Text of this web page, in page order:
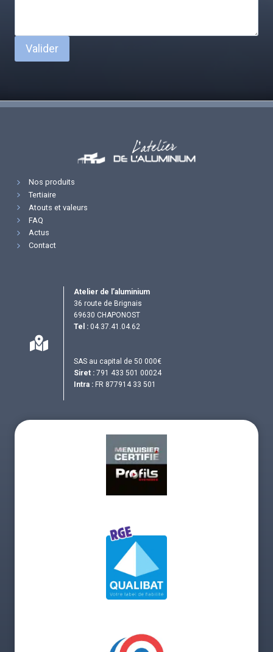
Valider
Nos produits
Tertiaire
Atouts et valeurs
FAQ
Actus
Contact
Atelier de l’aluminium
36 route de Brignais
69630 CHAPONOST
Tel : 04.37.41.04.62
SAS au capital de 50 000€
Siret : 791 433 501 00024
Intra : FR 877914 33 501